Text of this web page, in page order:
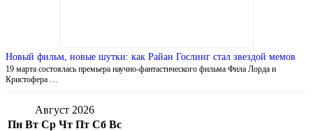
Новый фильм, новые шутки: как Райан Гослинг стал звездой мемов
19 марта состоялась премьера научно-фантастического фильма Фила Лорда и
Кристофера …
Август 2026
Пн Вт Ср Чт Пт Сб Вс